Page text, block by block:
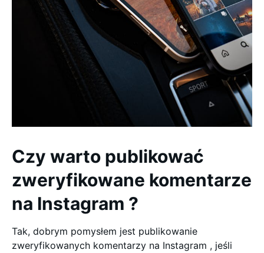
Czy warto publikować
zweryfikowane komentarze
na Instagram ?
Tak, dobrym pomysłem jest publikowanie
zweryfikowanych komentarzy na Instagram , jeśli